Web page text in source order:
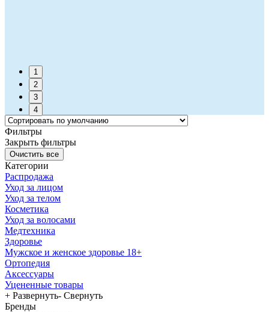
1
2
3
4
Фильтры
Закрыть фильтры
Категории
Распродажа
Уход за лицом
Уход за телом
Косметика
Уход за волосами
Медтехника
Здоровье
Мужское и женское здоровье 18+
Ортопедия
Аксессуары
Уцененные товары
+ Развернуть- Свернуть
Бренды